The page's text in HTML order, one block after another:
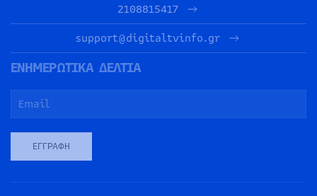
2108815417
support@digitaltvinfo.gr
ΕΝΗΜΕΡΩΤΙΚΑ ΔΕΛΤΙΑ
ΕΓΓΡΑΦΉ